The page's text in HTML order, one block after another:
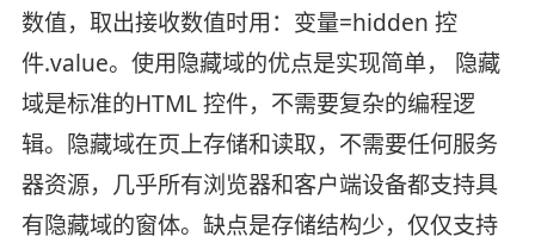
数值，取出接收数值时用：变量=hidden 控
件.value。使用隐藏域的优点是实现简单， 隐藏
域是标准的HTML 控件，不需要复杂的编程逻
辑。隐藏域在页上存储和读取，不需要任何服务
器资源，几乎所有浏览器和客户端设备都支持具
有隐藏域的窗体。缺点是存储结构少，仅仅支持